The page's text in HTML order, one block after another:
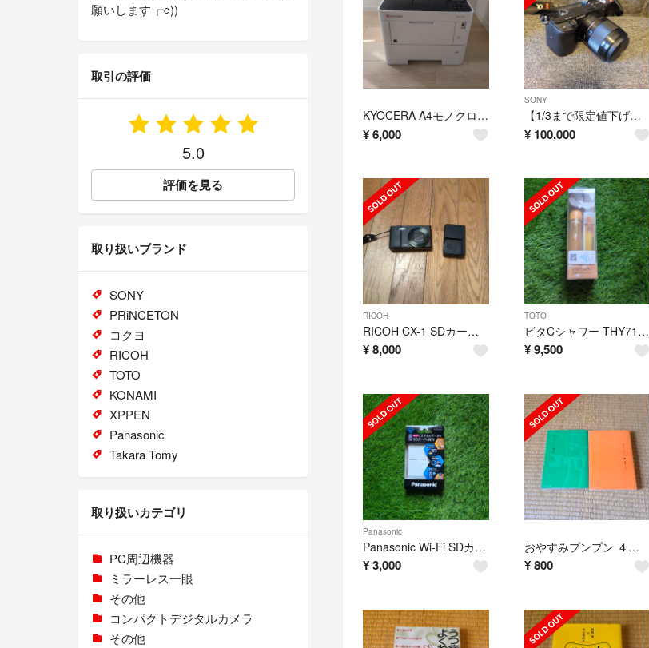
KYOCERA A4モノクロレーザープリンター ECOSYS P3145DN
¥6,000
SONY
【1/3まで限定値下げ】SONY α6400 ILCE-6400M
¥ 100,000
RICOH
RICOH CX-1 SDカード付き
¥8,000
TOTO
ビタCシャワー THY718-2R(1台)
¥9,500
Panasonic
Panasonic Wi-Fi SDカードリーダーライター BN-SDWBP3
¥3,000
おやすみプンプン ４～５巻
¥800
願いします┏○))
取引の評価
5.0
評価を見る
取り扱いブランド
SONY
PRiNCETON
コクヨ
RICOH
TOTO
KONAMI
XPPEN
Panasonic
Takara Tomy
取り扱いカテゴリ
PC周辺機器
ミラーレス一眼
その他
コンパクトデジタルカメラ
その他